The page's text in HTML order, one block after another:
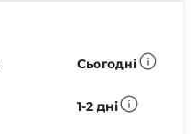
Сьогодні
1-2 дні